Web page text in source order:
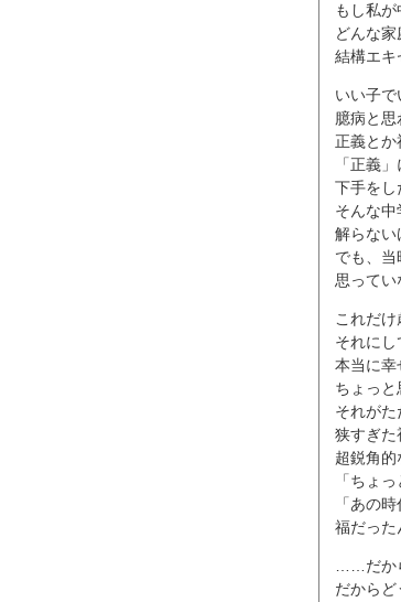
もし私が
どんな
結構エキ
いい子で
臆病と思
正義とか
「正義
下手をし
そんな中
解らない
でも、当
思ってい
これだ
それにし
本当に幸
ちょっと
それがた
狭すぎた
超鋭角的
「ちょ
「あの
福だった
……だか
だからど